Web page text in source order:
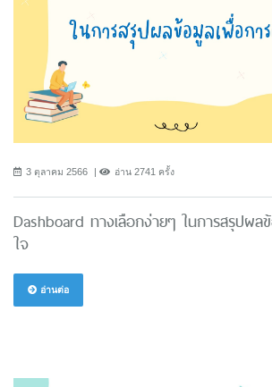
3 ตุลาคม 2566 อ่าน 2741 ครั้ง
Dashboard ทางเลือกง่ายๆ ในการสรุปผล
ใจ
อ่านต่อ